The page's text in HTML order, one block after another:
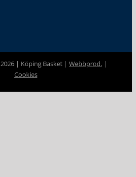
2026 | Köping Basket | Webbprod. |
Cookies